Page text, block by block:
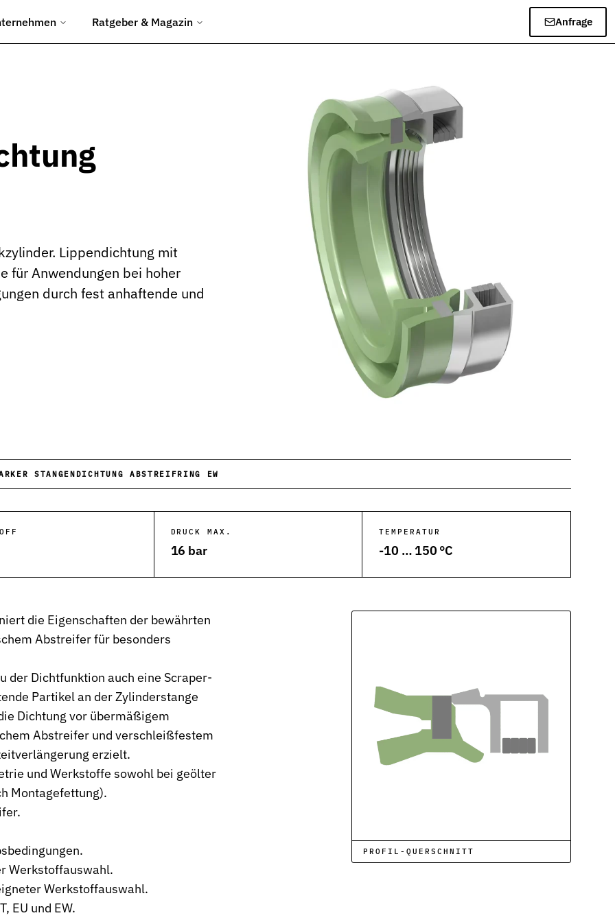
Ratgeber & Magazin Anfrage
Baustelleneinsatz.
und Anlagen.
Lippendichtung mit
für Anwendungen bei hoher
durch fest anhaftende und
STANGENDICHTUNG ABSTREIFRING EW
DRUCK MAX.
16 bar
TEMPERATUR
-10 … 150 °C
die Eigenschaften der bewährten
Abstreifer für besonders
der Dichtfunktion auch eine Scraper-
Partikel an der Zylinderstange
Dichtung vor übermäßigem
Abstreifer und verschleißfestem
erzielt.
und Werkstoffe sowohl bei geölter
Montagefettung).
Werkstoffauswahl.
Werkstoffauswahl.
EU und EW.
PROFIL-QUERSCHNITT